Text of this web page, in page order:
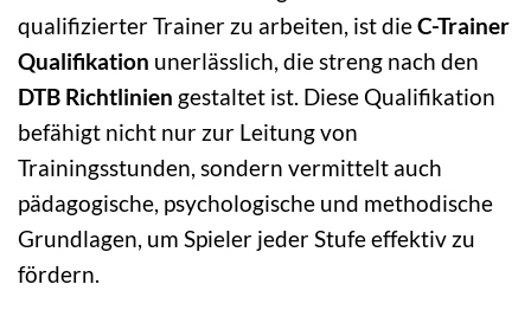
qualifizierter Trainer zu arbeiten, ist dieC-Trainer
Qualifikation unerlässlich, die streng nach den
DTB Richtlinien gestaltet ist. Diese Qualifikation
befähigt nicht nur zur Leitung von
Trainingsstunden, sondern vermittelt auch
pädagogische, psychologische und methodische
Grundlagen, um Spieler jeder Stufe effektiv zu
fördern.